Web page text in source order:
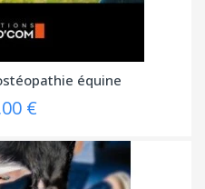
équine
€